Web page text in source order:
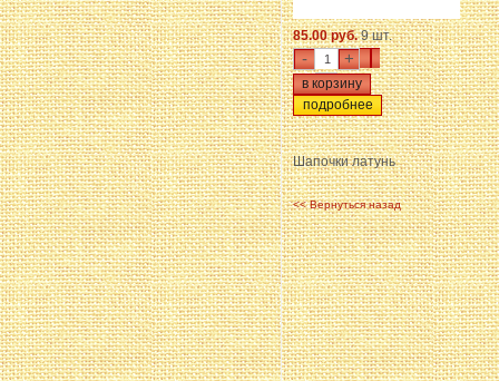
85.00 руб.9 шт.
- +
подробнее
Шапочки латунь
<< Вернуться назад